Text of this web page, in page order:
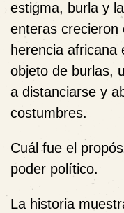
estigma, burla y
enteras crecieron
herencia africana
objeto de burlas,
a distanciarse y
costumbres.
Cuál fue el
poder político.
La historia